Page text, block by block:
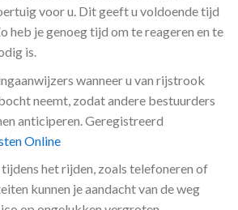
voor u. Dit geeft u voldoende tijd
heb je genoeg tijd om te reageren en te
is.
wanneer u van rijstrook
neemt, zodat andere bestuurders
anticiperen. Geregistreerd
Online
het rijden, zoals telefoneren of
kunnen je aandacht van de weg